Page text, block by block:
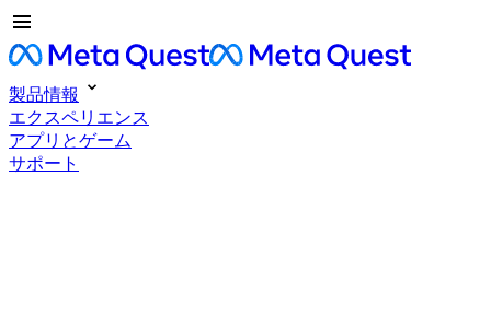
製品情報
エクスペリエンス
アプリとゲーム
サポート